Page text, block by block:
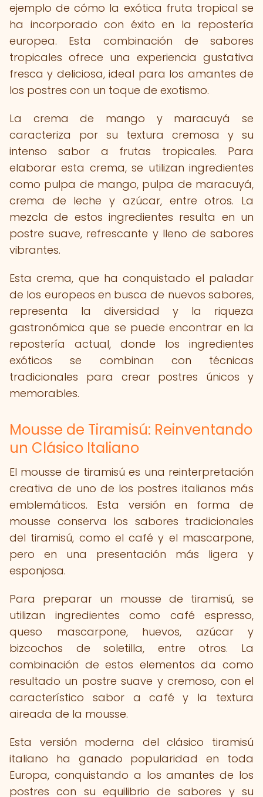
ejemplo de cómo la exótica fruta tropical se
ha incorporado con éxito en la repostería
europea. Esta combinación de sabores
tropicales ofrece una experiencia gustativa
fresca y deliciosa, ideal para los amantes de
los postres con un toque de exotismo.
La crema de mango y maracuyá se
caracteriza por su textura cremosa y su
intenso sabor a frutas tropicales. Para
elaborar esta crema, se utilizan ingredientes
como pulpa de mango, pulpa de maracuyá,
crema de leche y azúcar, entre otros. La
mezcla de estos ingredientes resulta en un
postre suave, refrescante y lleno de sabores
vibrantes.
Esta crema, que ha conquistado el paladar
de los europeos en busca de nuevos sabores,
representa la diversidad y la riqueza
gastronómica que se puede encontrar en la
repostería actual, donde los ingredientes
exóticos se combinan con técnicas
tradicionales para crear postres únicos y
memorables.
Mousse de Tiramisú: Reinventando
un Clásico Italiano
El mousse de tiramisú es una reinterpretación
creativa de uno de los postres italianos más
emblemáticos. Esta versión en forma de
mousse conserva los sabores tradicionales
del tiramisú, como el café y el mascarpone,
pero en una presentación más ligera y
esponjosa.
Para preparar un mousse de tiramisú, se
utilizan ingredientes como café espresso,
queso mascarpone, huevos, azúcar y
bizcochos de soletilla, entre otros. La
combinación de estos elementos da como
resultado un postre suave y cremoso, con el
característico sabor a café y la textura
aireada de la mousse.
Esta versión moderna del clásico tiramisú
italiano ha ganado popularidad en toda
Europa, conquistando a los amantes de los
postres con su equilibrio de sabores y su